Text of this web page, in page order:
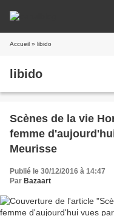
Accueil » libido
libido
Scènes de la vie
femme
Meurisse
Publié le 30/12/2016 à 14:47
Par Bazaart